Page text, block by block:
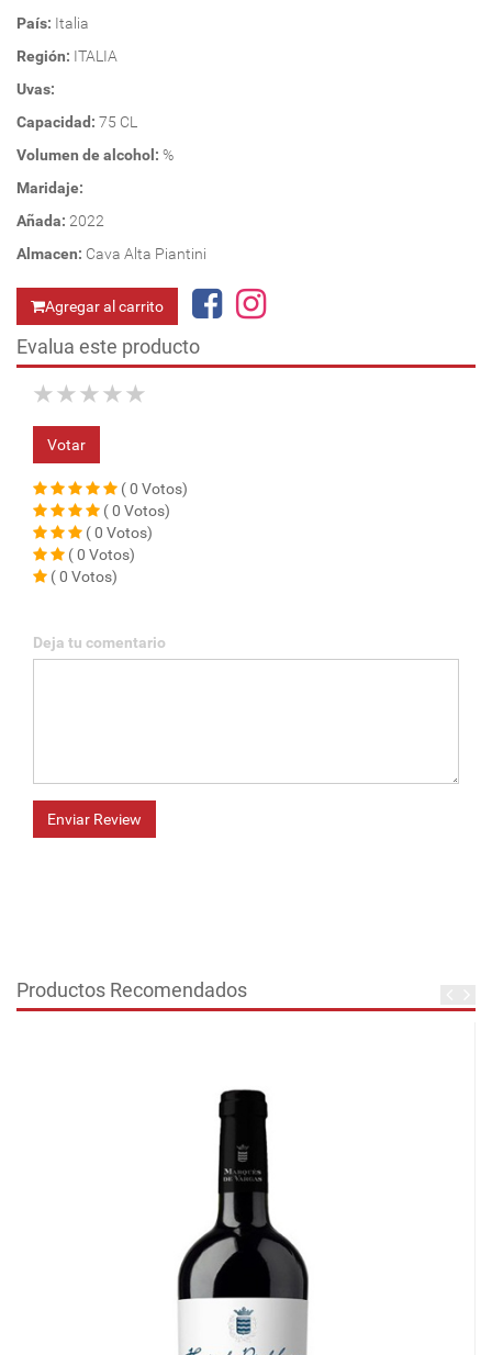
País: Italia
Región: ITALIA
Uvas:
Capacidad: 75 CL
Volumen de alcohol: %
Maridaje:
Añada: 2022
Almacen: Cava Alta Piantini
Agregar al carrito
Evalua este producto
★
★
★
★
★
Votar
( 0 Votos)
( 0 Votos)
( 0 Votos)
( 0 Votos)
( 0 Votos)
Deja tu comentario
Enviar Review
Productos Recomendados